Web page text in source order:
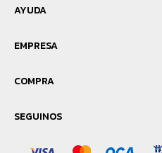
AYUDA
EMPRESA
COMPRA
SEGUINOS